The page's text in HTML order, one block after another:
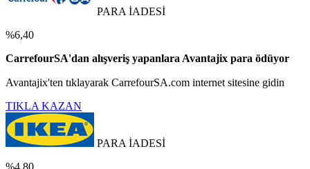
PARA İADESİ
%6,40
CarrefourSA'dan alışveriş yapanlara Avantajix para ödüyor
Avantajix'ten tıklayarak CarrefourSA.com internet sitesine gidin
TIKLA KAZAN
PARA İADESİ
%4,80